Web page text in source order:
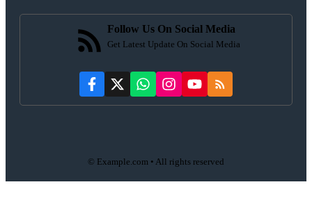
Follow Us On Social Media
Get Latest Update On Social Media
© Example.com • All rights reserved